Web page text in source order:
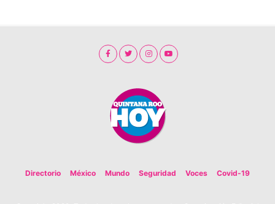
Directorio México Mundo Seguridad Voces Covid-19